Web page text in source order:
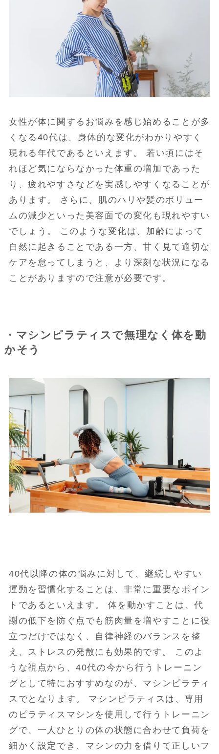
女性が体に関するお悩みを感じ始めることが多
くなる40代は、身体的な変化がわかりやすく
現れる年代であるといえます。 若い頃にはそ
れほど気にならなかった体重の増加であった
り、疲れやすさなどを実感しやすくなることが
あります。 さらに、肌のハリや髪のボリュー
ムの減少といった美容面での変化も現れやすい
でしょう。 このような変化は、加齢によって
自然に起きることである一方、甘く見て適切な
ケアを怠ってしまうと、より深刻な状況になる
ことがありますので注意が必要です。
・マシンピラティスで無理なく体を動
かそう
40代以降の体の悩みに対して、継続しやすい
運動を習慣化することは、非常に重要なポイン
トであるといえます。 体を動かすことは、代
謝の低下を防ぐ点でも筋肉量を増やすことに役
立つだけではなく、自律神経のバランスを整
え、ストレスの発散にも効果的です。 このよ
うな視点から、40代の今から行うトレーニン
グとして特におすすめなのが、マシンピラティ
スでとなります。 マシンピラティスは、専用
のピラティスマシンを使用して行うトレーニン
グで、一人ひとりの体の状態に合わせて負荷を
細かく設定でき、マシンの力を借りて正しいフ